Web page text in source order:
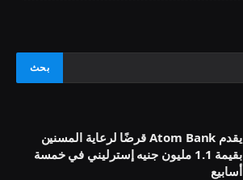
يقدم Atom Bank قرضًا لرعاية المسنين
بقيمة 1.1 مليون جنيه إسترليني في خمسة
أسابيع